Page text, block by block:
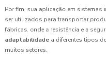
Por fim, sua aplicação em
ser utilizados para transportar
fábricas, onde a resistência e a
adaptabilidade a diferentes tipos
muitos setores.